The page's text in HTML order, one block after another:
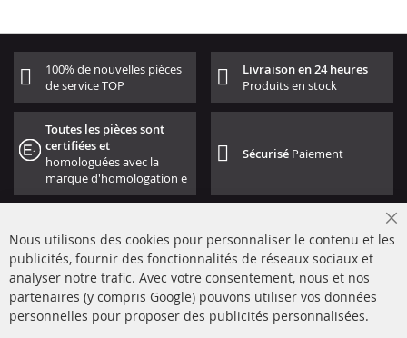
100% de nouvelles pièces
de service TOP
Livraison en 24 heures
Produits en stock
Toutes les pièces sont
certifiées et
homologuées avec la
marque d'homologation e
Sécurisé Paiement
+49 (0) 4533 799000
Nous utilisons des cookies pour personnaliser le contenu et les
publicités, fournir des fonctionnalités de réseaux sociaux et
analyser notre trafic. Avec votre consentement, nous et nos
partenaires (y compris Google) pouvons utiliser vos données
personnelles pour proposer des publicités personnalisées.